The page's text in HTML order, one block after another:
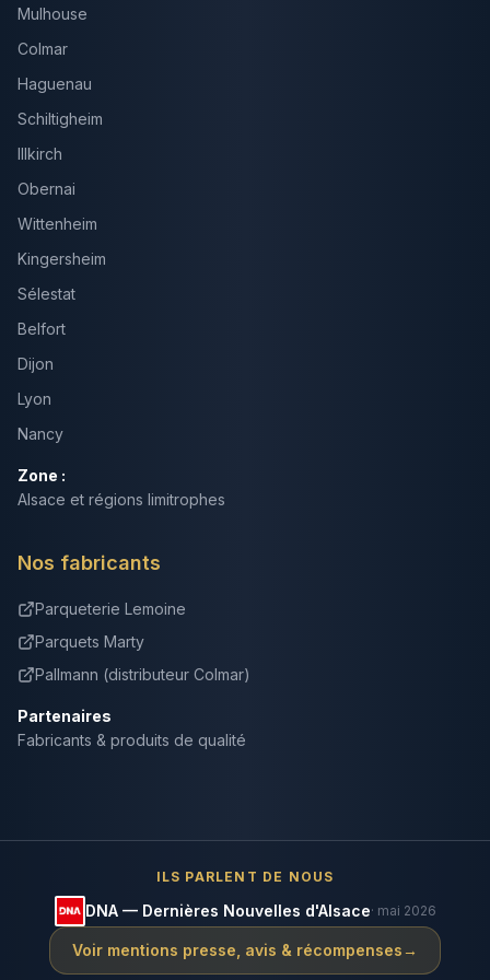
Mulhouse
Colmar
Haguenau
Schiltigheim
Illkirch
Obernai
Wittenheim
Kingersheim
Sélestat
Belfort
Dijon
Lyon
Nancy
Zone :
Alsace et régions limitrophes
Nos fabricants
Parqueterie Lemoine
Parquets Marty
Pallmann (distributeur Colmar)
Partenaires
Fabricants & produits de qualité
ILS PARLENT DE NOUS
DNA — Dernières Nouvelles d'Alsace· mai 2026
Voir mentions presse, avis & récompenses→